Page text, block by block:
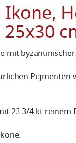
Ikone,
mit byzantinischer
Pigmenten
23 3/4 kt reinem